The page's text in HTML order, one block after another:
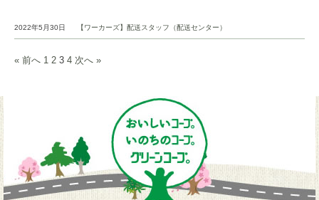
2022年5月30日 【ワーカーズ】配送スタッフ（配送センター）
« 前へ 1 2 3 4 次へ »